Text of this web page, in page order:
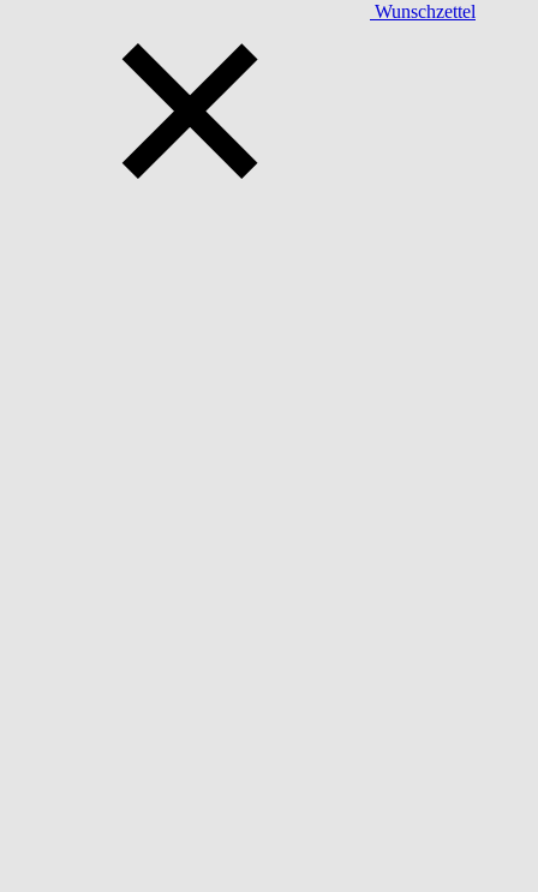
Wunschzettel